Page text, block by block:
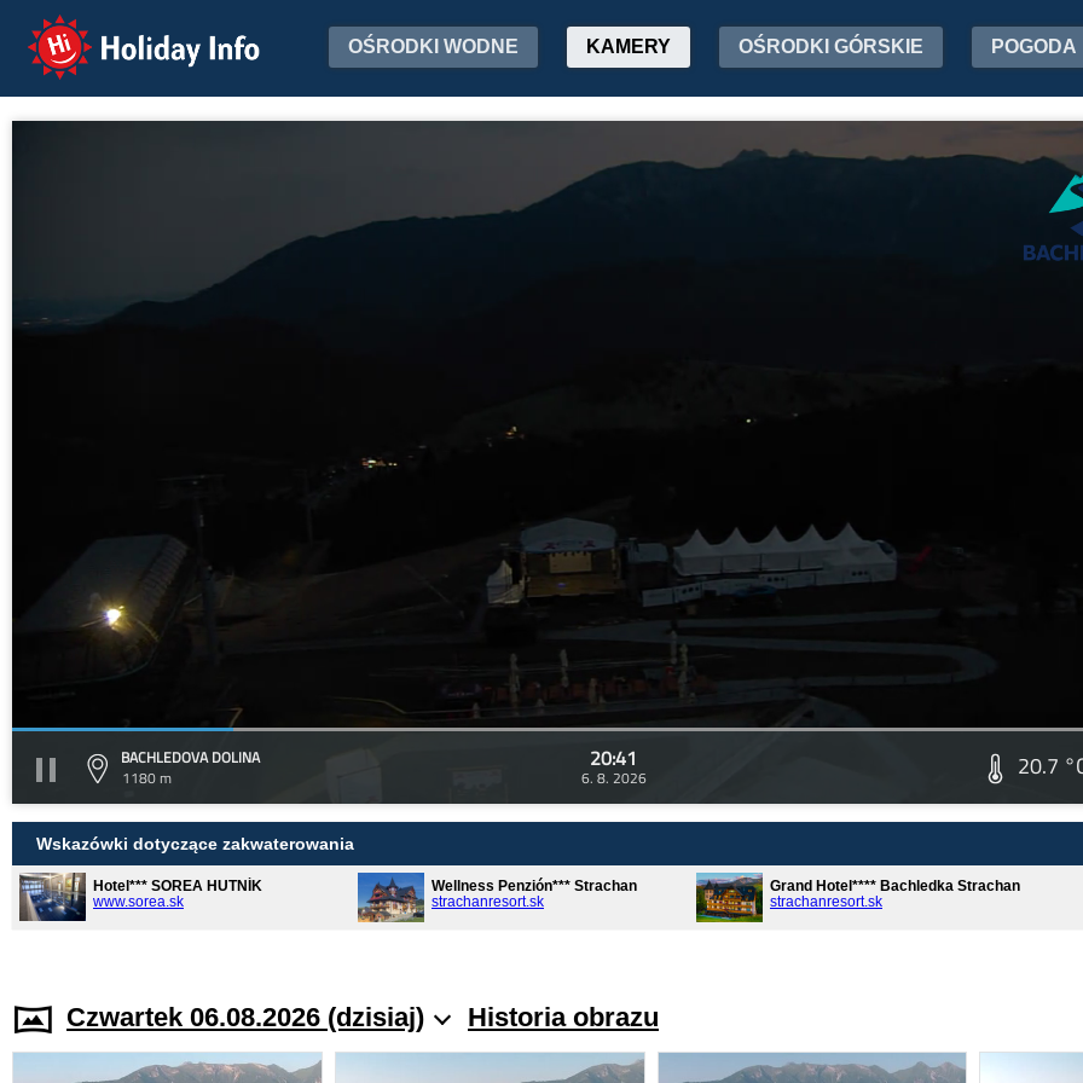
Holiday Info OŚRODKI WODNE KAMERY OŚRODKI GÓRSKIE POGODA
BACHLEDOVA DOLINA
1180 m
20:41
6. 8. 2026 20.7
Wskazówki dotyczące zakwaterowania
Hotel*** SOREA HUTNÍK
www.sorea.sk
Wellness Penzión*** Strachan
strachanresort.sk
Grand Hotel**** Bachledka Strachan
strachanresort.sk
Czwartek 06.08.2026 (dzisiaj) Historia obrazu